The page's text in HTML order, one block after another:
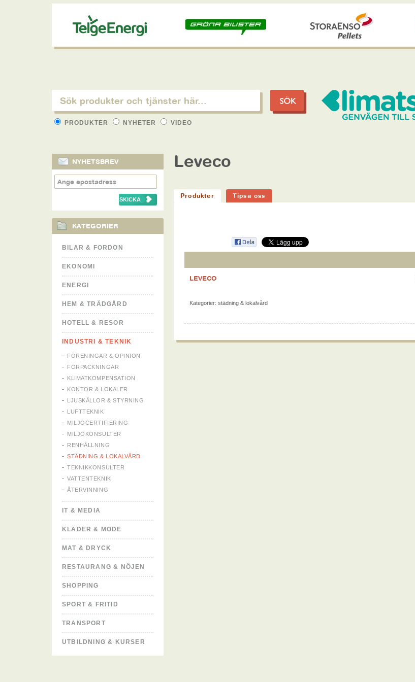
PRODUKTER NYHETER VIDEO
NYHETSBREV
KATEGORIER
BILAR & FORDON
EKONOMI
ENERGI
HEM & TRÄDGÅRD
HOTELL & RESOR
INDUSTRI & TEKNIK
FÖRENINGAR & OPINION
FÖRPACKNINGAR
KLIMATKOMPENSATION
KONTOR & LOKALER
LJUSKÄLLOR & STYRNING
LUFTTEKNIK
MILJÖCERTIFIERING
MILJÖKONSULTER
RENHÅLLNING
STÄDNING & LOKALVÅRD
TEKNIKKONSULTER
VATTENTEKNIK
ÅTERVINNING
IT & MEDIA
KLÄDER & MODE
MAT & DRYCK
RESTAURANG & NÖJEN
SHOPPING
SPORT & FRITID
TRANSPORT
UTBILDNING & KURSER
Leveco
Produkter Tipsa oss
LEVECO
Kategorier: städning & lokalvård